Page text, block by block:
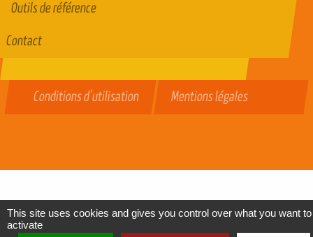
Outils de référence
Contact
Conditions d'utilisation Mentions légales
This site uses cookies and gives you control over what you want to
activate